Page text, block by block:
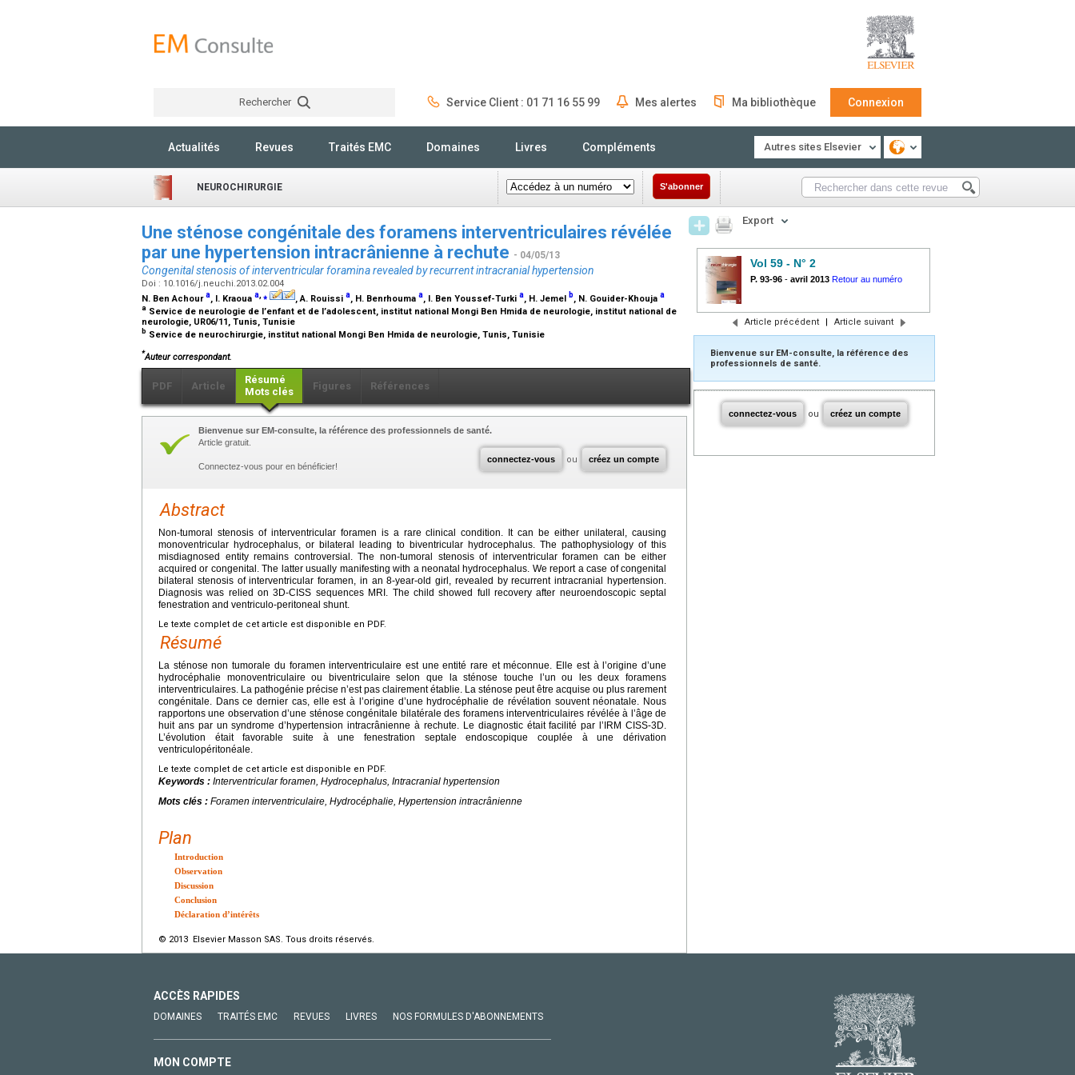
Rechercher Service Client : 01 71 16 55 99 Mes alertes Ma bibliothèque Connexion
Actualités Revues Traités EMC Domaines Livres Compléments Autres sites Elsevier
NEUROCHIRURGIE S'abonner
Une sténose congénitale des foramens interventriculaires révélée
par une hypertension intracrânienne à rechute - 04/05/13
Congenital stenosis of interventricular foramina revealed by recurrent intracranial hypertension
Doi : 10.1016/j.neuchi.2013.02.004
N. Ben Achoura, I. Kraoua a,⁎ , A. Rouissi a, H. Benrhouma a, I. Ben Youssef-Turki a, H. Jemel b, N. Gouider-Khouja a
a Service de neurologie de l’enfant et de l’adolescent, institut national Mongi Ben Hmida de neurologie, institut national de
neurologie, UR06/11, Tunis, Tunisie
b Service de neurochirurgie, institut national Mongi Ben Hmida de neurologie, Tunis, Tunisie
*Auteur correspondant.
PDF Article
Résumé
Mots clés
Figures Références
connectez-vous ou créez un compte
Bienvenue sur EM-consulte, la référence des professionnels de santé.
Article gratuit.
Connectez-vous pour en bénéficier!
Abstract
Non-tumoral stenosis of interventricular foramen is a rare clinical condition. It can be either unilateral, causing
monoventricular hydrocephalus, or bilateral leading to biventricular hydrocephalus. The pathophysiology of this
misdiagnosed entity remains controversial. The non-tumoral stenosis of interventricular foramen can be either
acquired or congenital. The latter usually manifesting with a neonatal hydrocephalus. We report a case of congenital
bilateral stenosis of interventricular foramen, in an 8-year-old girl, revealed by recurrent intracranial hypertension.
Diagnosis was relied on 3D-CISS sequences MRI. The child showed full recovery after neuroendoscopic septal
fenestration and ventriculo-peritoneal shunt.
Le texte complet de cet article est disponible en PDF.
Résumé
La sténose non tumorale du foramen interventriculaire est une entité rare et méconnue. Elle est à l’origine d’une
hydrocéphalie monoventriculaire ou biventriculaire selon que la sténose touche l’un ou les deux foramens
interventriculaires. La pathogénie précise n’est pas clairement établie. La sténose peut être acquise ou plus rarement
congénitale. Dans ce dernier cas, elle est à l’origine d’une hydrocéphalie de révélation souvent néonatale. Nous
rapportons une observation d’une sténose congénitale bilatérale des foramens interventriculaires révélée à l’âge de
huit ans par un syndrome d’hypertension intracrânienne à rechute. Le diagnostic était facilité par l’IRM CISS-3D.
L’évolution était favorable suite à une fenestration septale endoscopique couplée à une dérivation
ventriculopéritonéale.
Le texte complet de cet article est disponible en PDF.
Keywords : Interventricular foramen, Hydrocephalus, Intracranial hypertension
Mots clés : Foramen interventriculaire, Hydrocéphalie, Hypertension intracrânienne
Plan
Introduction
Observation
Discussion
Conclusion
Déclaration d’intérêts
© 2013 Elsevier Masson SAS. Tous droits réservés.
Export
Vol 59 - N° 2
P. 93-96 - avril 2013 Retour au numéro
Article précédent | Article suivant
Bienvenue sur EM-consulte, la référence des
professionnels de santé.
connectez-vous ou créez un compte
ACCÈS RAPIDES
DOMAINES TRAITÉS EMC REVUES LIVRES NOS FORMULES D'ABONNEMENTS
MON COMPTE